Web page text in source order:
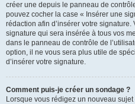
créer une depuis le panneau de
pouvez cocher la case « Insérer une
rédaction afin d’insérer votre
signature qui sera insérée à tous vos
dans le panneau de contrôle de
option, il ne vous sera plus utile de
d’insérer votre signature.
Comment puis-je créer un sondage ?
Lorsque vous rédigez un nouveau